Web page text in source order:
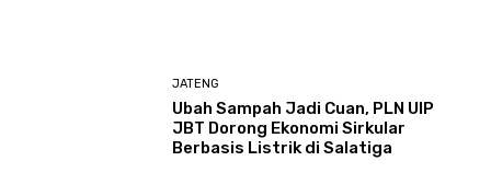
JATENG
Ubah Sampah Jadi Cuan, PLN UIP
JBT Dorong Ekonomi Sirkular
Berbasis Listrik di Salatiga